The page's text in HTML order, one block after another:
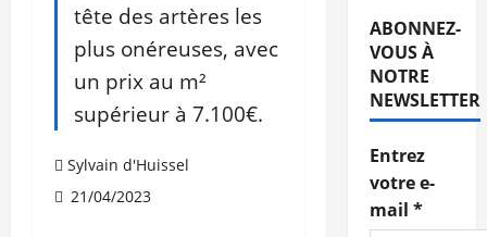
tête des artères les
plus onéreuses, avec
un prix au m²
supérieur à 7.100€.
Sylvain d'Huissel
21/04/2023
ABONNEZ-
VOUS À
NOTRE
NEWSLETTER
Entrez
votre e-
mail *